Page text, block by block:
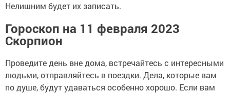
Нелишним будет их записать.
Гороскоп на 11 февраля 2023
Скорпион
Проведите день вне дома, встречайтесь с интересными
людьми, отправляйтесь в поездки. Дела, которые вам
по душе, будут удаваться особенно хорошо. Если вам